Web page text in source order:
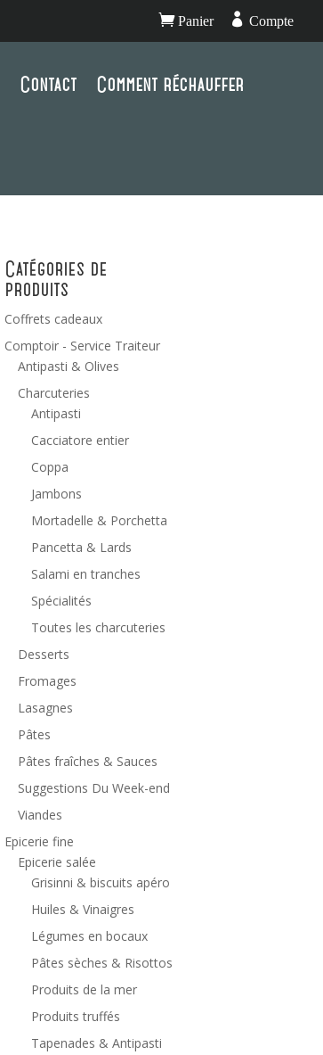
Panier  Compte
Contact Comment réchauffer
Catégories de
produits
Coffrets cadeaux
Comptoir - Service Traiteur
Antipasti & Olives
Charcuteries
Antipasti
Cacciatore entier
Coppa
Jambons
Mortadelle & Porchetta
Pancetta & Lards
Salami en tranches
Spécialités
Toutes les charcuteries
Desserts
Fromages
Lasagnes
Pâtes
Pâtes fraîches & Sauces
Suggestions Du Week-end
Viandes
Epicerie fine
Epicerie salée
Grisinni & biscuits apéro
Huiles & Vinaigres
Légumes en bocaux
Pâtes sèches & Risottos
Produits de la mer
Produits truffés
Tapenades & Antipasti